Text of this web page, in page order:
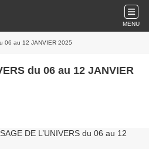
MENU
06 au 12 JANVIER 2025
du 06 au 12 JANVIER